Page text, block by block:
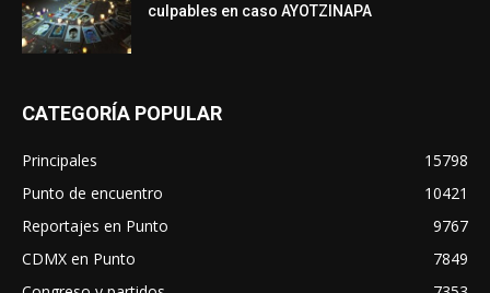
culpables en caso AYOTZINAPA
CATEGORÍA POPULAR
Principales
15798
Punto de encuentro
10421
Reportajes en Punto
9767
CDMX en Punto
7849